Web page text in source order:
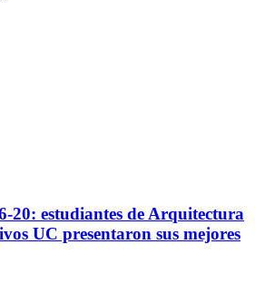
20: estudiantes de Arquitectura
UC presentaron sus mejores